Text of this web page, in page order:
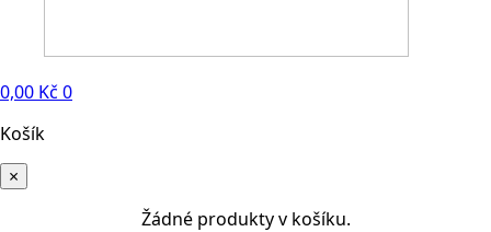
0,00 Kč 0
Košík
×
Žádné produkty v košíku.